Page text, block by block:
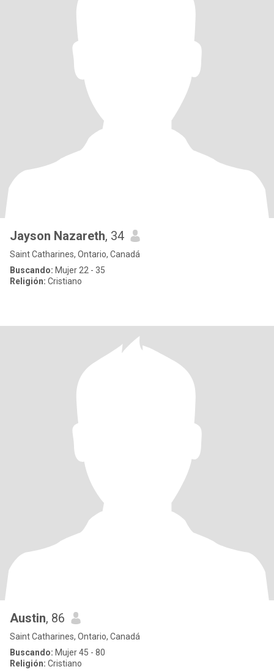
Jayson Nazareth, 34
Saint Catharines, Ontario, Canadá
Buscando: Mujer 22 - 35
Religión: Cristiano
Austin, 86
Saint Catharines, Ontario, Canadá
Buscando: Mujer 45 - 80
Religión: Cristiano